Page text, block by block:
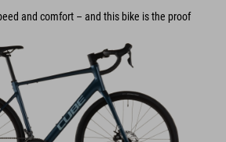
and comfort – and this bike is the proof